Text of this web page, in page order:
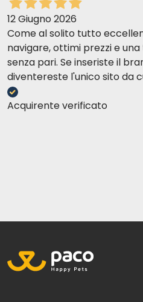
12 Giugno 2026
Come al solito tutto
navigare, ottimi prezzi e
senza pari. Se inseriste il
diventereste l'unico sito da
Acquirente verificato